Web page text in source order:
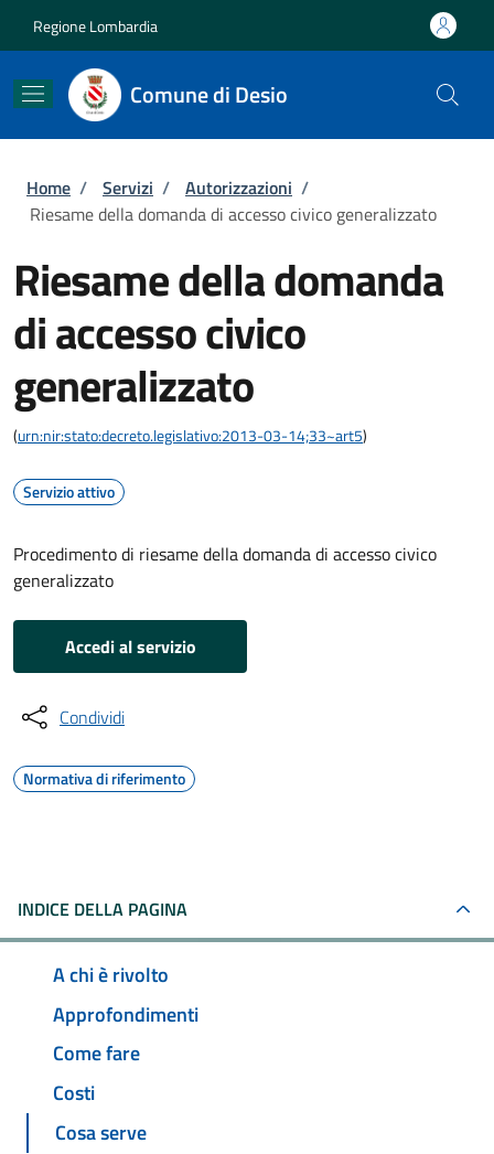
Regione Lombardia
Comune di Desio
Briciole di pane
Home / Servizi / Autorizzazioni /
Riesame della domanda di accesso civico generalizzato
Riesame della domanda
di accesso civico
generalizzato
(urn:nir:stato:decreto.legislativo:2013-03-14;33~art5)
Servizio attivo
Procedimento di riesame della domanda di accesso civico
generalizzato
Accedi al servizio
Condividi
Normativa di riferimento
INDICE DELLA PAGINA
A chi è rivolto
Approfondimenti
Come fare
Costi
Cosa serve